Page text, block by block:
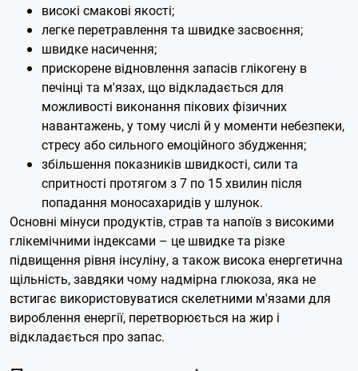
високі смакові якості;
легке перетравлення та швидке засвоєння;
швидке насичення;
прискорене відновлення запасів глікогену в
печінці та м'язах, що відкладається для
можливості виконання пікових фізичних
навантажень, у тому числі й у моменти небезпеки,
стресу або сильного емоційного збудження;
збільшення показників швидкості, сили та
спритності протягом з 7 по 15 хвилин після
попадання моносахаридів у шлунок.
Основні мінуси продуктів, страв та напоїв з високими
глікемічними індексами – це швидке та різке
підвищення рівня інсуліну, а також висока енергетична
щільність, завдяки чому надмірна глюкоза, яка не
встигає використовуватися скелетними м'язами для
вироблення енергії, перетворюється на жир і
відкладається про запас.